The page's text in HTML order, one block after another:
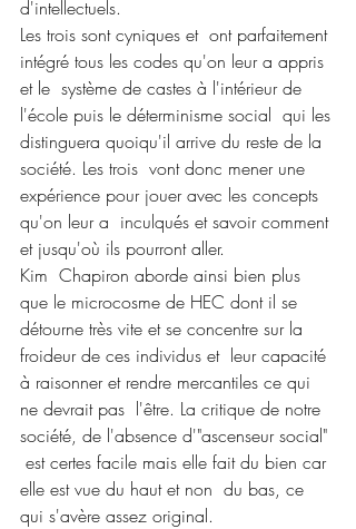
d'intellectuels.
Les trois sont cyniques et  ont parfaitement
intégré tous les codes qu'on leur a appris
et le  système de castes à l'intérieur de
l'école puis le déterminisme social  qui les
distinguera quoiqu'il arrive du reste de la
société. Les trois  vont donc mener une
expérience pour jouer avec les concepts
qu'on leur a  inculqués et savoir comment
et jusqu'où ils pourront aller.
Kim  Chapiron aborde ainsi bien plus
que le microcosme de HEC dont il se
détourne très vite et se concentre sur la
froideur de ces individus et  leur capacité
à raisonner et rendre mercantiles ce qui
ne devrait pas  l'être. La critique de notre
société, de l'absence d'"ascenseur social"
est certes facile mais elle fait du bien car
elle est vue du haut et non  du bas, ce
qui s'avère assez original.